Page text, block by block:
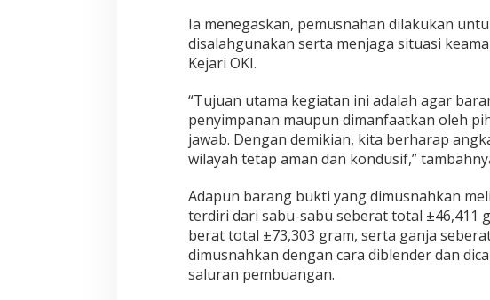
Ia menegaskan, pemusnahan dilakukan
disalahgunakan serta menjaga situasi
Kejari OKI.
“Tujuan utama kegiatan ini adalah agar
penyimpanan maupun dimanfaatkan oleh
jawab. Dengan demikian, kita berharap
wilayah tetap aman dan kondusif,”
Adapun barang bukti yang dimusnahkan
terdiri dari sabu-sabu seberat total ±46,411
berat total ±73,303 gram, serta ganja
dimusnahkan dengan cara diblender dan
saluran pembuangan.